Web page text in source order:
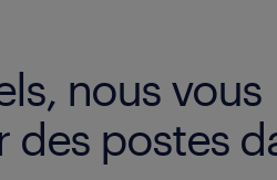
nous vous
postes